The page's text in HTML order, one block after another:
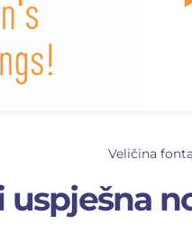
Veličina
uspješna